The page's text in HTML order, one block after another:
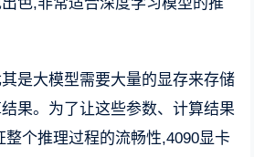
是大模型需要大量的显存来存储
果。为了让这些参数、计算结果
整个推理过程的流畅性,4090显卡